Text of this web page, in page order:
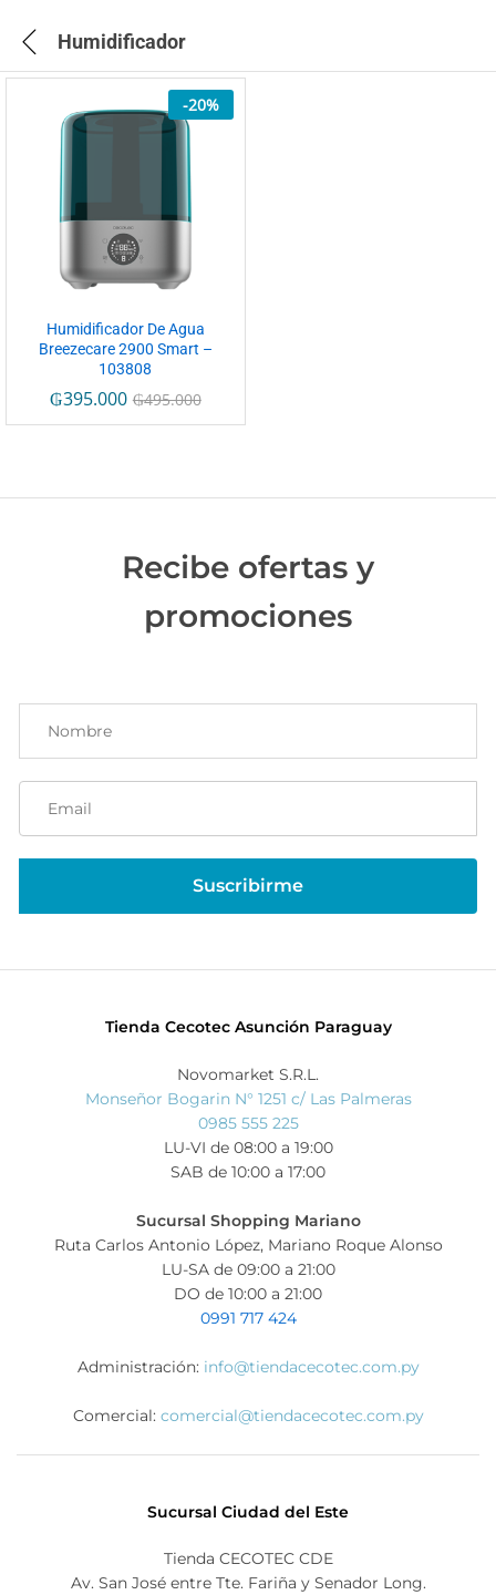
Humidificador
-20%
Humidificador De Agua
Breezecare 2900 Smart –
103808
₲395.000 ₲495.000
Recibe ofertas y
promociones
Tienda Cecotec Asunción Paraguay
Novomarket S.R.L.
Monseñor Bogarin N° 1251 c/ Las Palmeras
0985 555 225
LU-VI de 08:00 a 19:00
SAB de 10:00 a 17:00
Sucursal Shopping Mariano
Ruta Carlos Antonio López, Mariano Roque Alonso
LU-SA de 09:00 a 21:00
DO de 10:00 a 21:00
0991 717 424
Administración: info@tiendacecotec.com.py
Comercial: comercial@tiendacecotec.com.py
Sucursal Ciudad del Este
Tienda CECOTEC CDE
Av. San José entre Tte. Fariña y Senador Long.